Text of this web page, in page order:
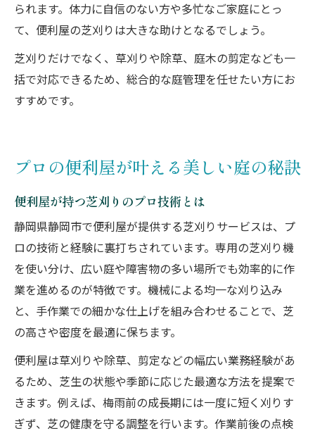
られます。体力に自信のない方や多忙なご家庭にとっ
て、便利屋の芝刈りは大きな助けとなるでしょう。
芝刈りだけでなく、草刈りや除草、庭木の剪定なども一
括で対応できるため、総合的な庭管理を任せたい方にお
すすめです。
プロの便利屋が叶える美しい庭の秘訣
便利屋が持つ芝刈りのプロ技術とは
静岡県静岡市で便利屋が提供する芝刈りサービスは、プ
ロの技術と経験に裏打ちされています。専用の芝刈り機
を使い分け、広い庭や障害物の多い場所でも効率的に作
業を進めるのが特徴です。機械による均一な刈り込み
と、手作業での細かな仕上げを組み合わせることで、芝
の高さや密度を最適に保ちます。
便利屋は草刈りや除草、剪定などの幅広い業務経験があ
るため、芝生の状態や季節に応じた最適な方法を提案で
きます。例えば、梅雨前の成長期には一度に短く刈りす
ぎず、芝の健康を守る調整を行います。作業前後の点検